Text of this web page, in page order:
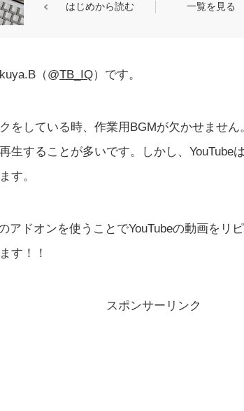
はじめから読む 一覧を見る
（@TB_IQ）です。
をしている時、作業用BGMが欠かせませ
生することが多いです。しかし、YouTube
す。
アドオンを使うことでYouTubeの動画をリ
す！！
スポンサーリンク